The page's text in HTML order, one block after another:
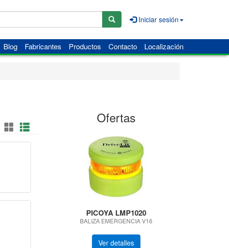
Iniciar sesión
Blog Fabricantes Productos Contacto Localización
Ofertas
PICOYA LMP1020
BALIZA EMERGENCIA V16
Ver detalles